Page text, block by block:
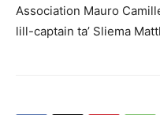
Association Mauro
lill-captain ta’ Sliema